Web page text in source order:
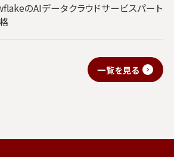
のAIデータクラウドサービスパート
一覧を見る